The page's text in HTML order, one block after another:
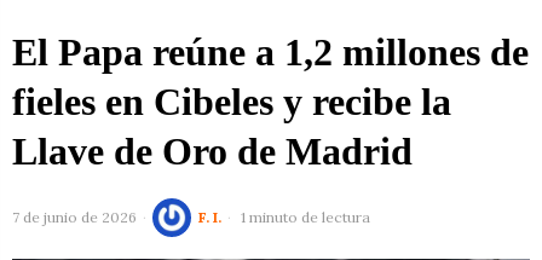
El Papa reúne a 1,2 millones de
fieles en Cibeles y recibe la
Llave de Oro de Madrid
7 de junio de 2026 F. I. 1 minuto de lectura